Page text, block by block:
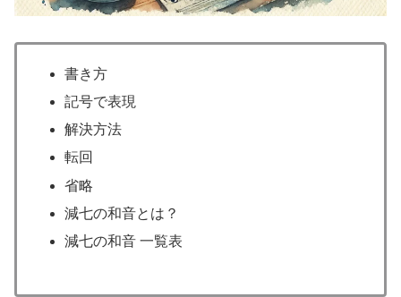
書き方
記号で表現
解決方法
転回
省略
減七の和音とは？
減七の和音 一覧表